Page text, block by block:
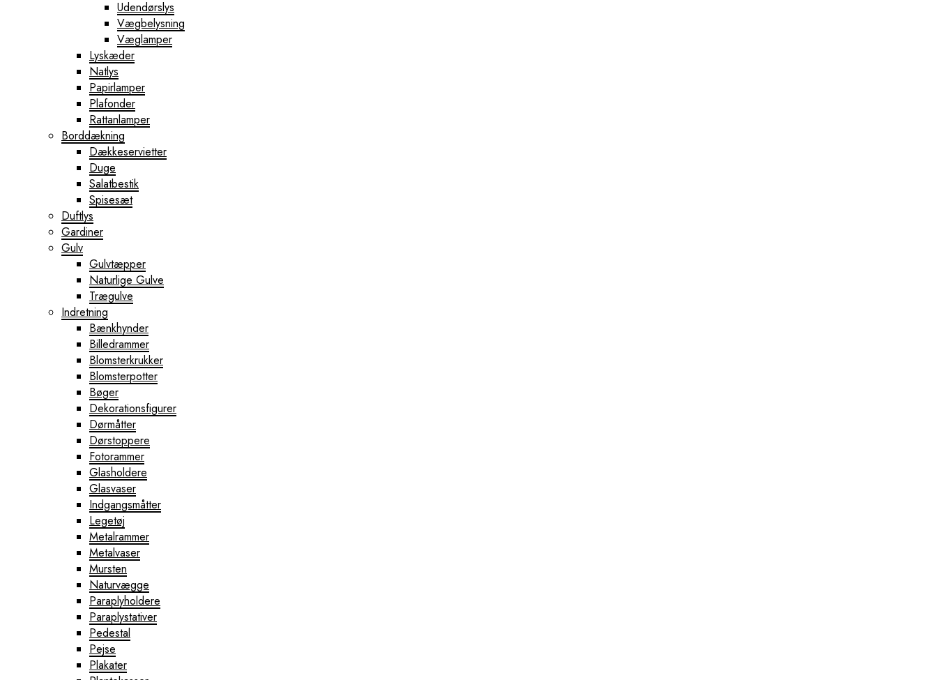
Udendørslys
Vægbelysning
Væglamper
Lyskæder
Natlys
Papirlamper
Plafonder
Rattanlamper
Borddækning
Dækkeservietter
Duge
Salatbestik
Spisesæt
Duftlys
Gardiner
Gulv
Gulvtæpper
Naturlige Gulve
Trægulve
Indretning
Bænkhynder
Billedrammer
Blomsterkrukker
Blomsterpotter
Bøger
Dekorationsfigurer
Dørmåtter
Dørstoppere
Fotorammer
Glasholdere
Glasvaser
Indgangsmåtter
Legetøj
Metalrammer
Metalvaser
Mursten
Naturvægge
Paraplyholdere
Paraplystativer
Pedestal
Pejse
Plakater